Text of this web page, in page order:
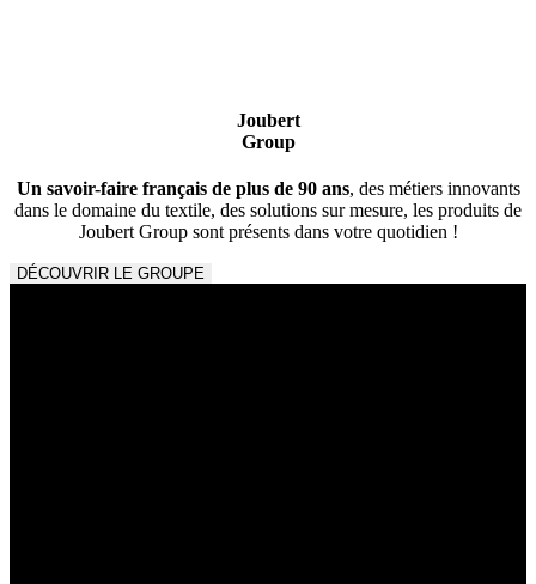
Joubert
Group
Un savoir-faire français de plus de 90 ans, des métiers innovants
dans le domaine du textile, des solutions sur mesure, les produits de
Joubert Group sont présents dans votre quotidien !
DÉCOUVRIR LE GROUPE